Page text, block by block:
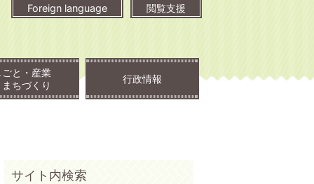
Foreign language 閲覧支援
ごと・産業
ちづくり
行政情報
サイト内検索